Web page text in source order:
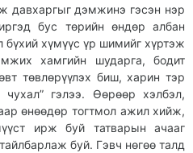
давхаргыг дэмжинэ гэсэн нэр
бус төрийн өндөр албан
хүмүүс үр шимийг хүртэж
хамгийн шударга, бодит
төвлөрүүлэх биш, харин тэр
гэлээ. Өөрөөр хэлбэл,
өнөөдөр тогтмол ажил хийж,
ирж буй татварын ачааг
буй. Гэвч нөгөө талд